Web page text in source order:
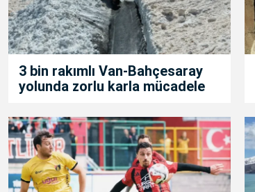
3 bin rakımlı Van-Bahçesaray
yolunda zorlu karla mücadele